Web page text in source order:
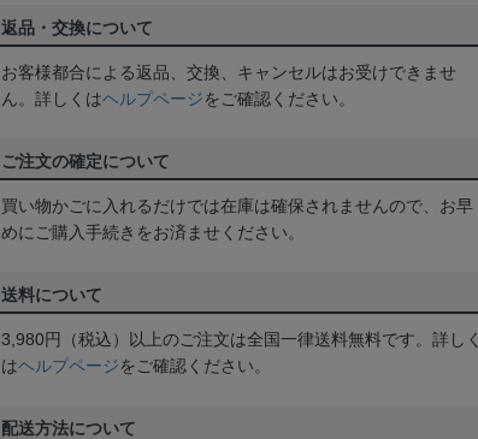
返品・交換について
お客様都合による返品、交換、キャンセルはお受けできませ
ん。詳しくはヘルプページをご確認ください。
ご注文の確定について
買い物かごに入れるだけでは在庫は確保されませんので、お早
めにご購入手続きをお済ませください。
送料について
3,980円（税込）以上のご注文は全国一律送料無料です。詳しく
はヘルプページをご確認ください。
配送方法について